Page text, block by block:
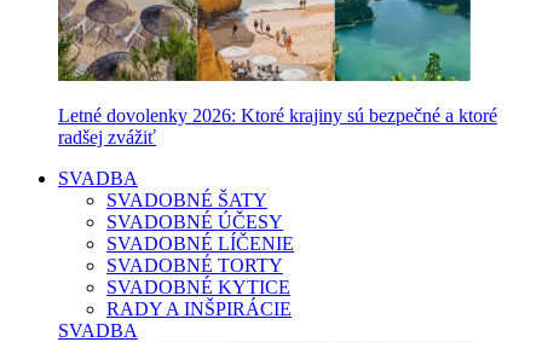
Letné dovolenky 2026: Ktoré krajiny sú bezpečné a ktoré
radšej zvážiť
SVADBA
SVADOBNÉ ŠATY
SVADOBNÉ ÚČESY
SVADOBNÉ LÍČENIE
SVADOBNÉ TORTY
SVADOBNÉ KYTICE
RADY A INŠPIRÁCIE
SVADBA